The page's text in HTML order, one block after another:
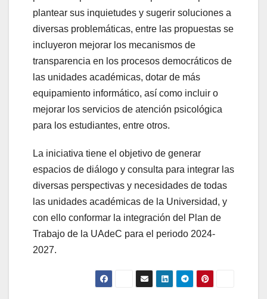
plantear sus inquietudes y sugerir soluciones a
diversas problemáticas, entre las propuestas se
incluyeron mejorar los mecanismos de
transparencia en los procesos democráticos de
las unidades académicas, dotar de más
equipamiento informático, así como incluir o
mejorar los servicios de atención psicológica
para los estudiantes, entre otros.
La iniciativa tiene el objetivo de generar
espacios de diálogo y consulta para integrar las
diversas perspectivas y necesidades de todas
las unidades académicas de la Universidad, y
con ello conformar la integración del Plan de
Trabajo de la UAdeC para el periodo 2024-
2027.